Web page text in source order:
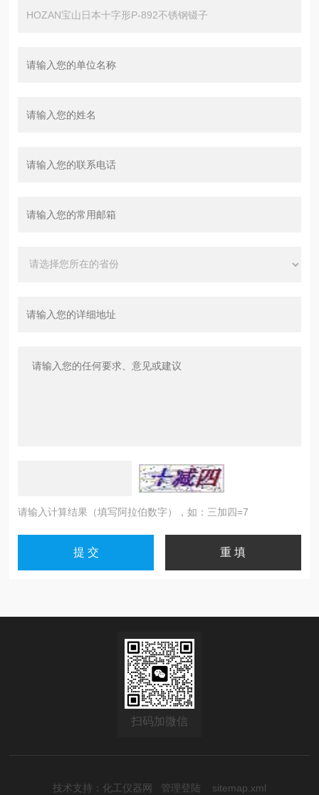
请输入计算结果（填写阿拉伯数字），如：三加四=7
扫码加微信
技术支持： 化工仪器网 管理登陆 sitemap.xml